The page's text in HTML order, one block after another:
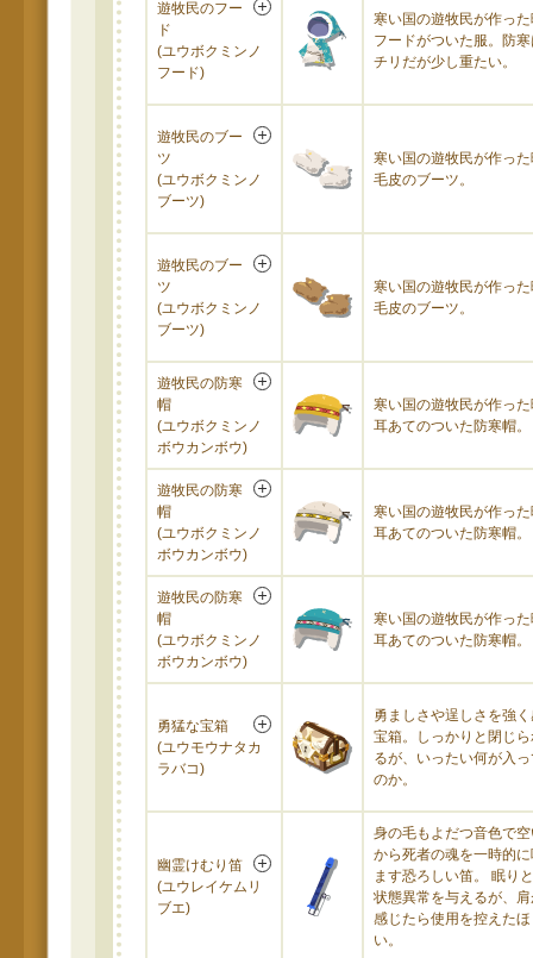
遊牧民のフー
ド
(ユウボクミンノ
フード)
寒い国の遊牧民が作っ
フードがついた服。防
チリだが少し重たい。
遊牧民のブー
ツ
(ユウボクミンノ
ブーツ)
寒い国の遊牧民が作っ
毛皮のブーツ。
遊牧民のブー
ツ
(ユウボクミンノ
ブーツ)
寒い国の遊牧民が作っ
毛皮のブーツ。
遊牧民の防寒
帽
(ユウボクミンノ
ボウカンボウ)
寒い国の遊牧民が作っ
耳あてのついた防寒帽。
遊牧民の防寒
帽
(ユウボクミンノ
ボウカンボウ)
寒い国の遊牧民が作っ
耳あてのついた防寒帽。
遊牧民の防寒
帽
(ユウボクミンノ
ボウカンボウ)
寒い国の遊牧民が作っ
耳あてのついた防寒帽。
勇猛な宝箱
(ユウモウナタカ
ラバコ)
勇ましさや逞しさを強
宝箱。しっかりと閉じ
るが、いったい何が入
のか。
幽霊けむり笛
(ユウレイケムリ
ブエ)
身の毛もよだつ音色で
から死者の魂を一時的
ます恐ろしい笛。 眠り
状態異常を与えるが、
感じたら使用を控えた
い。